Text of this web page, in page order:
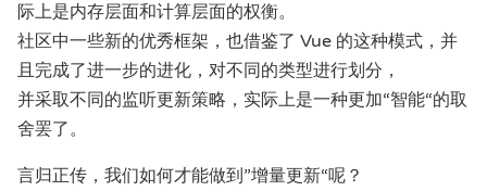
际上是内存层面和计算层面的权衡。
社区中一些新的优秀框架，也借鉴了 Vue 的这种模式，并
且完成了进一步的进化，对不同的类型进行划分，
并采取不同的监听更新策略，实际上是一种更加“智能“的取
舍罢了。
言归正传，我们如何才能做到”增量更新“呢？